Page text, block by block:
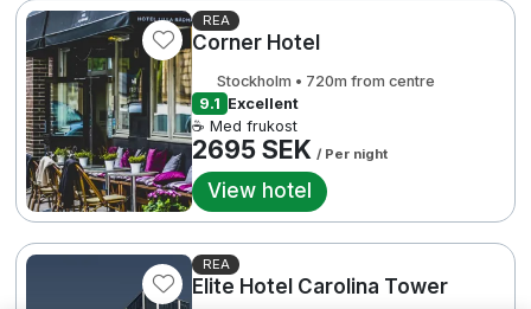
Malmö
Hela Norge
Oslo
Bergen
Hela Danmark
REA
Corner Hotel
Stockholm • 720m from centre
9.1 Excellent
☕ Med frukost
2695 SEK / Per night
View hotel
REA
Elite Hotel Carolina Tower
Registrera ditt hotellCookie policy & Integritetspolicy
Hotellweekend
Familjerum
Europa
Premiumhotell